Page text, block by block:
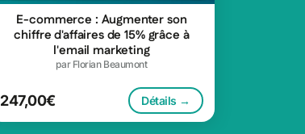
E-commerce : Augmenter son
chiffre d'affaires de 15% grâce à
l'email marketing
par Florian Beaumont
247,00€ Détails →